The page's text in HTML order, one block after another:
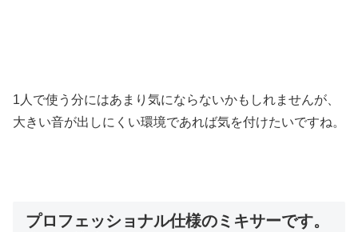
1人で使う分にはあまり気にならないかもしれませんが、
大きい音が出しにくい環境であれば気を付けたいですね。
プロフェッショナル仕様のミキサーです。